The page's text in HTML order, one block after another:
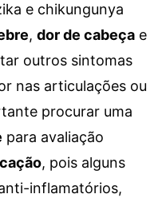
e chikungunya
, dor de cabeça e
outros sintomas
nas articulações ou
procurar uma
para avaliação
, pois alguns
inflamatórios,